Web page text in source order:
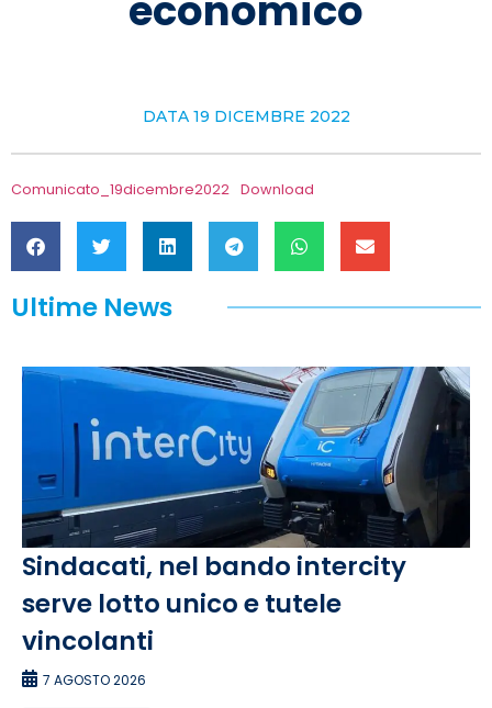
DATA 19 DICEMBRE 2022
Comunicato_19dicembre2022 Download
Ultime News
Sindacati, nel bando intercity
serve lotto unico e tutele
vincolanti
7 AGOSTO 2026